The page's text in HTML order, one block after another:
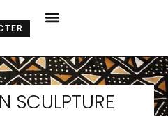
SCULPTURE